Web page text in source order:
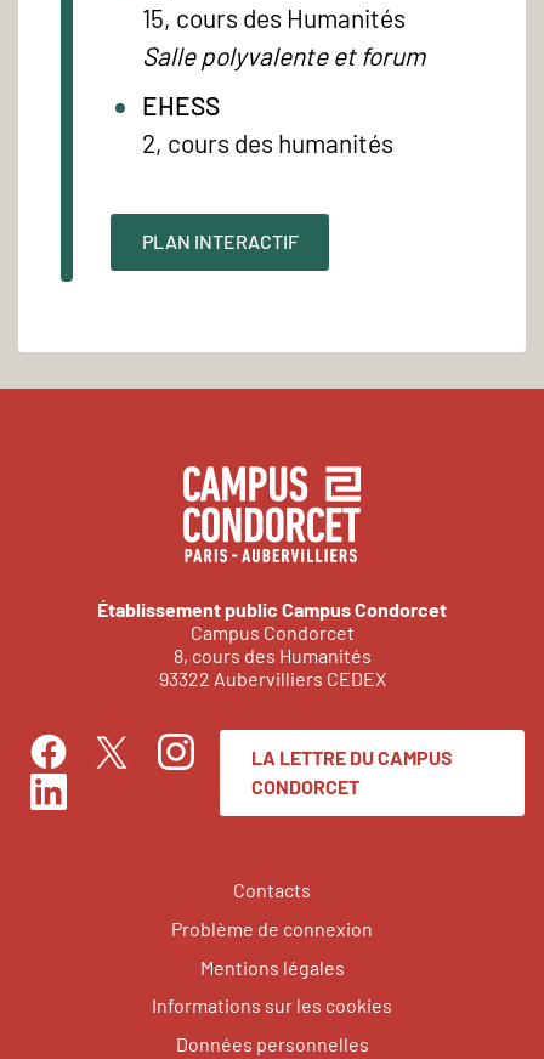
15, cours des Humanités
Salle polyvalente et forum
EHESS
2, cours des humanités
PLAN INTERACTIF
Établissement public Campus Condorcet
Campus Condorcet
8, cours des Humanités
93322 Aubervilliers CEDEX
FacebookTwitterInstagram
LinkedIn
LA LETTRE DU CAMPUS
CONDORCET
Contacts
Problème de connexion
Mentions légales
Informations sur les cookies
Données personnelles